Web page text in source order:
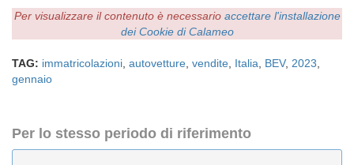
Per visualizzare il contenuto è necessario accettare l'installazione
dei Cookie di Calameo
TAG: immatricolazioni autovetture vendite Italia BEV, 2023
gennaio
Per lo stesso periodo di riferimento